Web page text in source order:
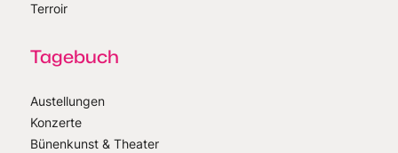
Terroir
Tagebuch
Austellungen
Konzerte
Bünenkunst & Theater